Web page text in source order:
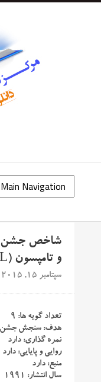
شاخص جشن
و تامپسون (FCEL)
سپتامبر 15, 2015
تعداد گویه ها: ۹
هدف: سنجش جشن
نمره گذاری: دارد
روایی و پایایی: دارد
منبع: دارد
سال انتشار: ۱۹۹۱